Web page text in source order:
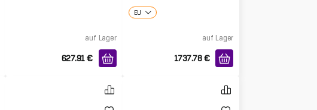
auf Lager
627.91 €
EU
auf Lager
1737.78 €